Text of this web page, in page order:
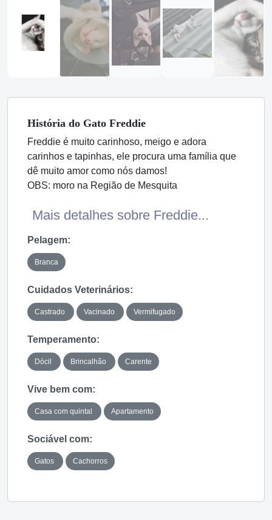
História do Gato Freddie
Freddie é muito carinhoso, meigo e adora
carinhos e tapinhas, ele procura uma família que
dê muito amor como nós damos!
OBS: moro na Região de Mesquita
Mais detalhes sobre Freddie...
Pelagem:
Branca
Cuidados Veterinários:
Castrado Vacinado Vermifugado
Temperamento:
Dócil Brincalhão Carente
Vive bem com:
Casa com quintal Apartamento
Sociável com:
Gatos Cachorros